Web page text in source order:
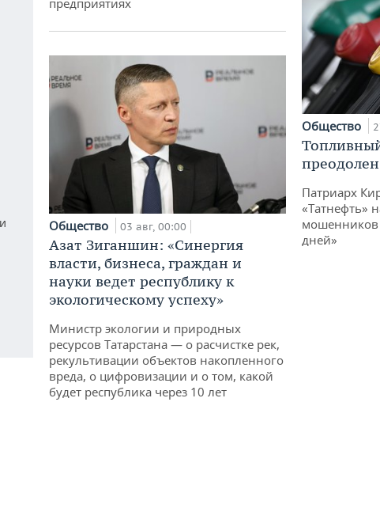
Общество 03 авг, 00:00
Азат Зиганшин: «Синергия
власти, бизнеса, граждан и
науки ведет республику к
экологическому успеху»
Министр экологии и природных
ресурсов Татарстана — о расчистке рек,
рекультивации объектов накопленного
вреда, о цифровизации и о том, какой
будет республика через 10 лет
Общество
Патриарх
«Татнефть»
мошенников
дней»